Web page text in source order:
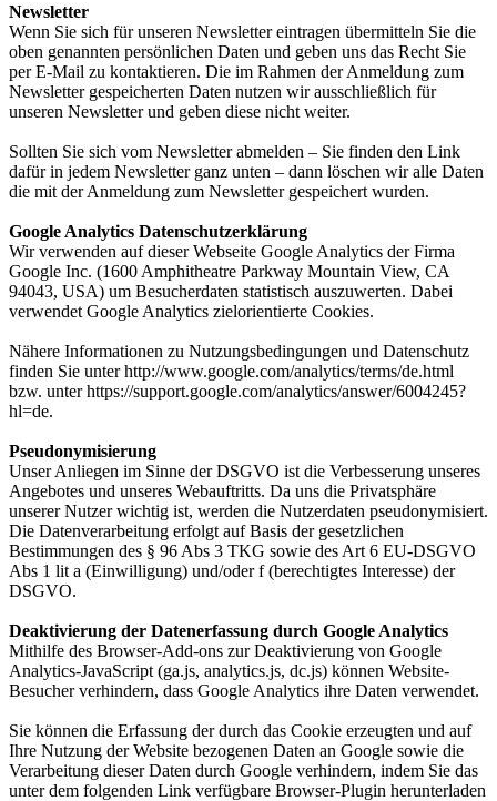
Newsletter
Wenn Sie sich für unseren Newsletter eintragen übermitteln Sie die
oben genannten persönlichen Daten und geben uns das Recht Sie
per E-Mail zu kontaktieren. Die im Rahmen der Anmeldung zum
Newsletter gespeicherten Daten nutzen wir ausschließlich für
unseren Newsletter und geben diese nicht weiter.
Sollten Sie sich vom Newsletter abmelden – Sie finden den Link
dafür in jedem Newsletter ganz unten – dann löschen wir alle Daten
die mit der Anmeldung zum Newsletter gespeichert wurden.
Google Analytics Datenschutzerklärung
Wir verwenden auf dieser Webseite Google Analytics der Firma
Google Inc. (1600 Amphitheatre Parkway Mountain View, CA
94043, USA) um Besucherdaten statistisch auszuwerten. Dabei
verwendet Google Analytics zielorientierte Cookies.
Nähere Informationen zu Nutzungsbedingungen und Datenschutz
finden Sie unter http://www.google.com/analytics/terms/de.html
bzw. unter https://support.google.com/analytics/answer/6004245?
hl=de.
Pseudonymisierung
Unser Anliegen im Sinne der DSGVO ist die Verbesserung unseres
Angebotes und unseres Webauftritts. Da uns die Privatsphäre
unserer Nutzer wichtig ist, werden die Nutzerdaten pseudonymisiert.
Die Datenverarbeitung erfolgt auf Basis der gesetzlichen
Bestimmungen des § 96 Abs 3 TKG sowie des Art 6 EU-DSGVO
Abs 1 lit a (Einwilligung) und/oder f (berechtigtes Interesse) der
DSGVO.
Deaktivierung der Datenerfassung durch Google Analytics
Mithilfe des Browser-Add-ons zur Deaktivierung von Google
Analytics-JavaScript (ga.js, analytics.js, dc.js) können Website-
Besucher verhindern, dass Google Analytics ihre Daten verwendet.
Sie können die Erfassung der durch das Cookie erzeugten und auf
Ihre Nutzung der Website bezogenen Daten an Google sowie die
Verarbeitung dieser Daten durch Google verhindern, indem Sie das
unter dem folgenden Link verfügbare Browser-Plugin herunterladen